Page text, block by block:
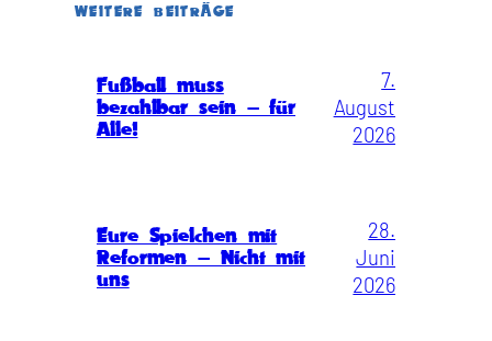
WEITERE BEITRÄGE
Fußball muss
bezahlbar sein – für
Alle!
7.
August
2026
Eure Spielchen mit
Reformen – Nicht mit
uns
28.
Juni
2026